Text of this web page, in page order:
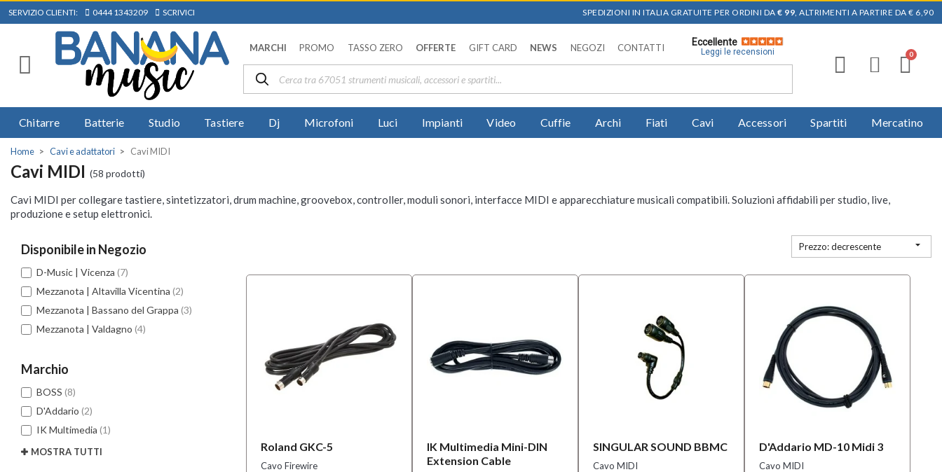
SERVIZIO CLIENTI: 0444 1343209 SCRIVICI SPEDIZIONI IN ITALIA GRATUITE PER ORDINI DA € 99, ALTRIMENTI A PARTIRE DA € 6,90
MARCHI PROMO TASSO ZERO OFFERTE GIFT CARD NEWS NEGOZI CONTATTI
Eccellente
Leggi le recensioni
Chitarre Batterie Studio Tastiere Dj Microfoni Luci Impianti Video Cuffie Archi Fiati Cavi Accessori Spartiti Mercatino
Home Cavi e adattatori Cavi MIDI
Cavi MIDI (58 prodotti)
Cavi MIDI per collegare tastiere, sintetizzatori, drum machine, groovebox, controller, moduli sonori, interfacce MIDI e apparecchiature musicali compatibili. Soluzioni affidabili per studio, live,
produzione e setup elettronici.
Disponibile in Negozio
D-Music | Vicenza (7)
Mezzanota | Altavilla Vicentina (2)
Mezzanota | Bassano del Grappa (3)
Mezzanota | Valdagno (4)
Marchio
BOSS (8)
D'Addario (2)
IK Multimedia (1)
MOSTRA TUTTI
Prezzo: decrescente 
Roland GKC-5
Cavo Firewire
IK Multimedia Mini-DIN
Extension Cable
SINGULAR SOUND BBMC
Cavo MIDI
D'Addario MD-10 Midi 3
Cavo MIDI